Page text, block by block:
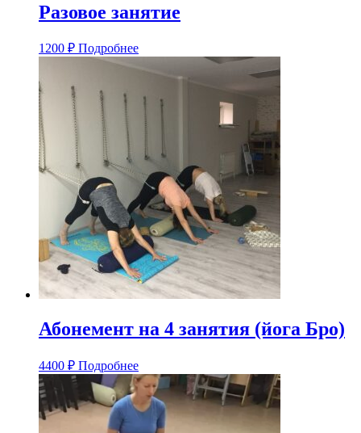
Разовое занятие
1200 ₽ Подробнее
Абонемент на 4 занятия (йога Бро)
4400 ₽ Подробнее